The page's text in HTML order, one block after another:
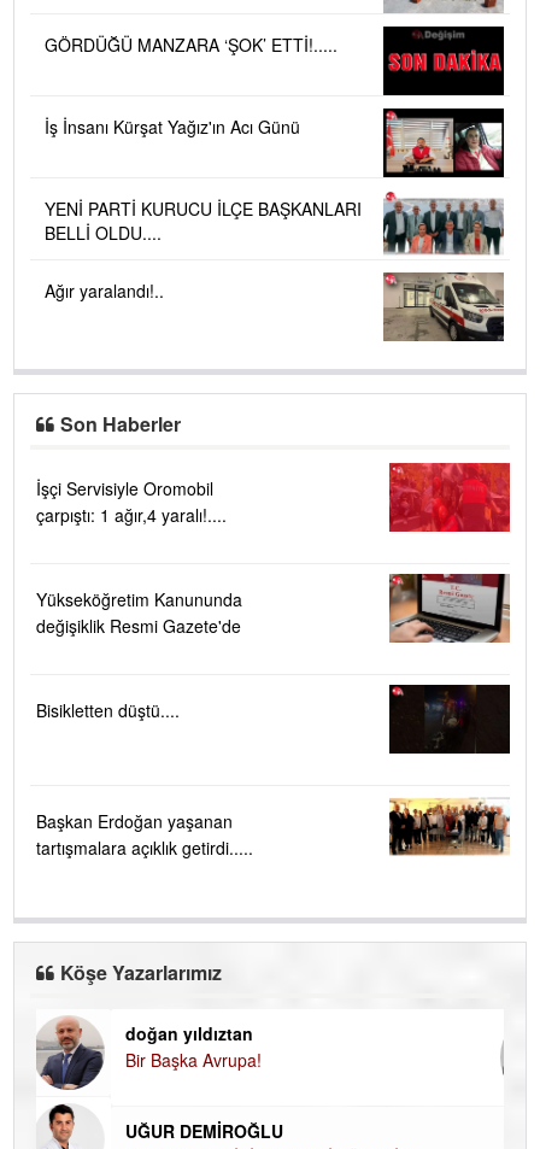
GÖRDÜĞÜ MANZARA ‘ŞOK’ ETTİ!.....
İş İnsanı Kürşat Yağız'ın Acı Günü
YENİ PARTİ KURUCU İLÇE BAŞKANLARI
BELLİ OLDU....
Ağır yaralandı!..
Son Haberler
İşçi Servisiyle Oromobil
çarpıştı: 1 ağır,4 yaralı!....
Yükseköğretim Kanununda
değişiklik Resmi Gazete'de
Bisikletten düştü....
Başkan Erdoğan yaşanan
tartışmalara açıklık getirdi.....
Köşe Yazarlarımız
doğan yıldıztan
Bir Başka Avrupa!
UĞUR DEMİROĞLU